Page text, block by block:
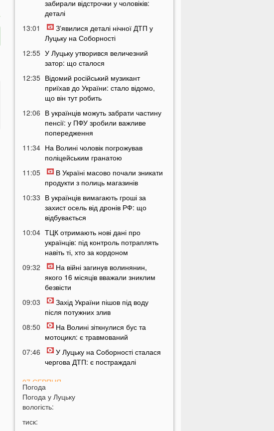
забирали відстрочки у чоловіків:
деталі
13:01
Зʼявилися деталі нічної ДТП у
Луцьку на Соборності
12:55 У Луцьку утворився величезний
затор: що сталося
12:35 Відомий російський музикант
приїхав до України: стало відомо,
що він тут робить
12:06 В українців можуть забрати частину
пенсії: у ПФУ зробили важливе
попередження
11:34 На Волині чоловік погрожував
поліцейським гранатою
11:05
В Україні масово почали зникати
продукти з полиць магазинів
10:33 В українців вимагають гроші за
захист осель від дронів РФ: що
відбувається
10:04 ТЦК отримають нові дані про
українців: під контроль потраплять
навіть ті, хто за кордоном
09:32
На війні загинув волинянин,
якого 16 місяців вважали зниклим
безвісти
09:03
Захід України пішов під воду
після потужних злив
08:50
На Волині зіткнулися бус та
мотоцикл: є травмований
07:46
У Луцьку на Соборності сталася
чергова ДТП: є постраждалі
07 СЕРПНЯ
20:31 Від цих напоїв ви будете спати як
немовля
20:17
Погода
Погода у Луцьку
вологість:
тиск: